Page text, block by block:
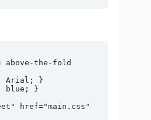
above-the-fold
Arial; }
blue; }
href="main.css"